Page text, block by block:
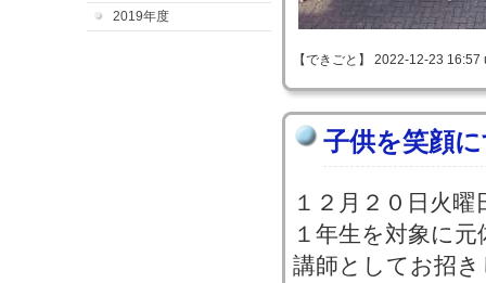
2019年度
【できごと】 2022-12-23
子供を笑顔
１２月２０日火曜
１年生を対象に
講師としてお招